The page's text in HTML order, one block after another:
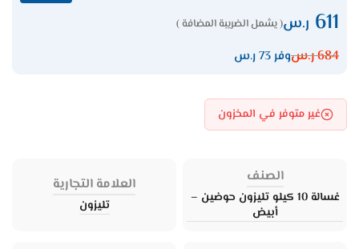
611 ر.س( يشمل الضريبة المضافة )
684ر.سوفر 73 ر.س
غير متوفر في المخزون
الصنف
غسالة 10 كيلو تليزون حوضين –
أبيض
العلامة التجارية
تليزون